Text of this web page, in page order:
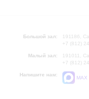
Большой зал:
191186,
+7 (812)
Малый зал:
191011,
+7 (812)
Напишите нам:
MAX